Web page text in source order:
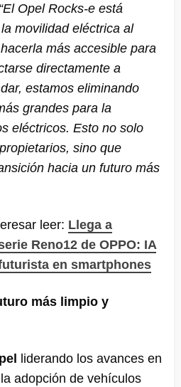
“El Opel Rocks-e está
movilidad eléctrica al
más accesible para
directamente a
estamos eliminando
grandes para la
eléctricos. Esto no solo
sino que
hacia un futuro más
leer: Llega a
Reno12 de OPPO: IA
en smartphones
más limpio y
liderando los avances en
adopción de vehículos